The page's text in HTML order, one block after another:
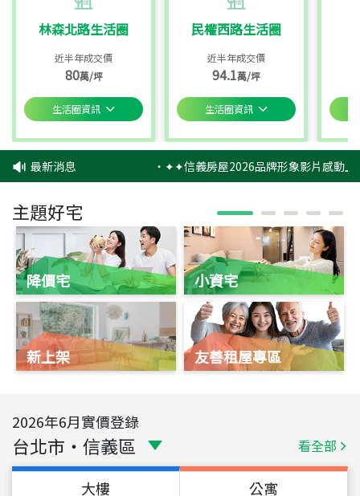
林森北路生活圈
近半年成交價
80萬/坪
生活圈資訊
民權西路生活圈
近半年成交價
94.1萬/坪
生活圈資訊
最新消息 ‧✦✦信義房屋2026品牌形象影片感動上
主題好宅
降價宅
新上架
小資宅
友善租屋專區
2026年6月實價登錄
台北市 ・ 信義區 看全部
大樓 公寓